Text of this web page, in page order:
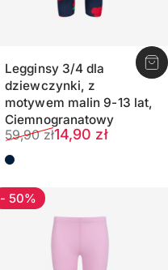
Legginsy 3/4 dla
dziewczynki, z
motywem malin 9-13 lat,
Ciemnogranatowy
Cena sprzedaży
14,90 zł
Normalna cena
59,90 zł
Ciemnogranatowy
- 50%